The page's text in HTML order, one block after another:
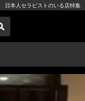
日本人セラピストのいる店特集